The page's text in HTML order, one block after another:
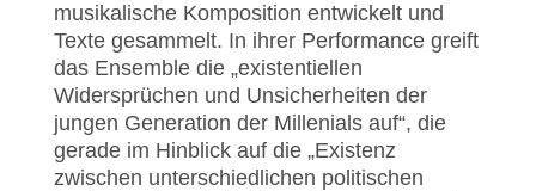
musikalische Komposition entwickelt und
Texte gesammelt. In ihrer Performance greift
das Ensemble die „existentiellen
Widersprüchen und Unsicherheiten der
jungen Generation der Millenials auf“, die
gerade im Hinblick auf die „Existenz
zwischen unterschiedlichen politischen